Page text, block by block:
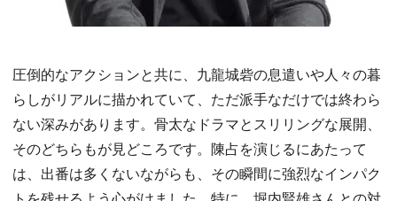
圧倒的なアクションと共に、九龍城砦の息遣いや人々の暮
らしがリアルに描かれていて、ただ派手なだけでは終わら
ない深みがあります。骨太なドラマとスリリングな展開、
そのどちらもが見どころです。陳占を演じるにあたって
は、出番は多くないながらも、その瞬間に強烈なインパク